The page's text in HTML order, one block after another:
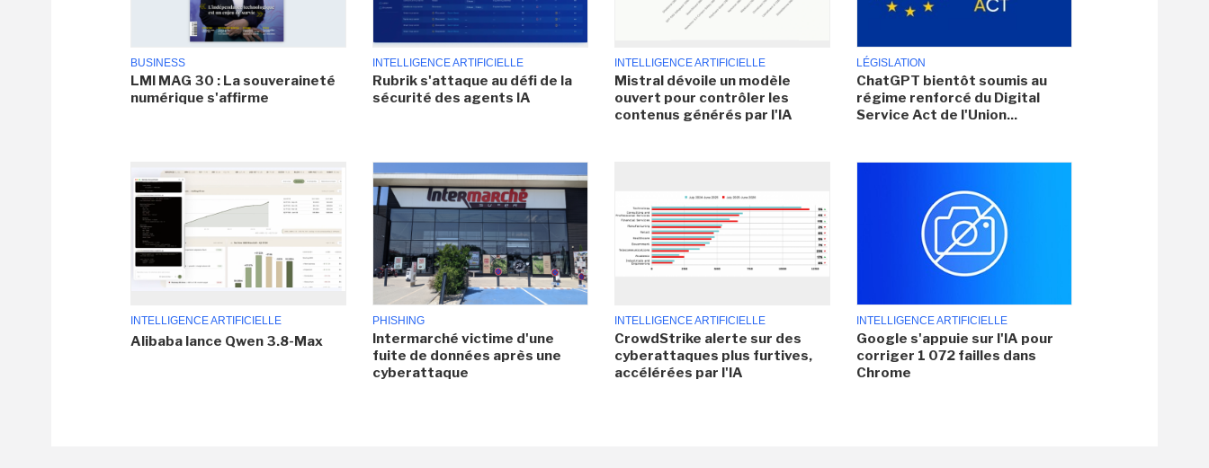
BUSINESS
LMI MAG 30 : La souveraineté
numérique s'affirme
INTELLIGENCE ARTIFICIELLE
Rubrik s'attaque au défi de la
sécurité des agents IA
INTELLIGENCE ARTIFICIELLE
Mistral dévoile un modèle
ouvert pour contrôler les
contenus générés par l'IA
LÉGISLATION
ChatGPT bientôt soumis au
régime renforcé du Digital
Service Act de l'Union...
INTELLIGENCE ARTIFICIELLE
Alibaba lance Qwen 3.8-Max
PHISHING
Intermarché victime d'une
fuite de données après une
cyberattaque
INTELLIGENCE ARTIFICIELLE
CrowdStrike alerte sur des
cyberattaques plus furtives,
accélérées par l'IA
INTELLIGENCE ARTIFICIELLE
Google s'appuie sur l'IA pour
corriger 1 072 failles dans
Chrome